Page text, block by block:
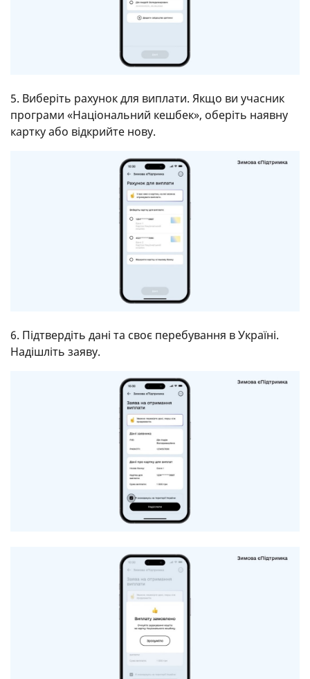
5. Виберіть рахунок для виплати. Якщо ви учасник
програми «Національний кешбек», оберіть наявну
картку або відкрийте нову.
6. Підтвердіть дані та своє перебування в Україні.
Надішліть заяву.